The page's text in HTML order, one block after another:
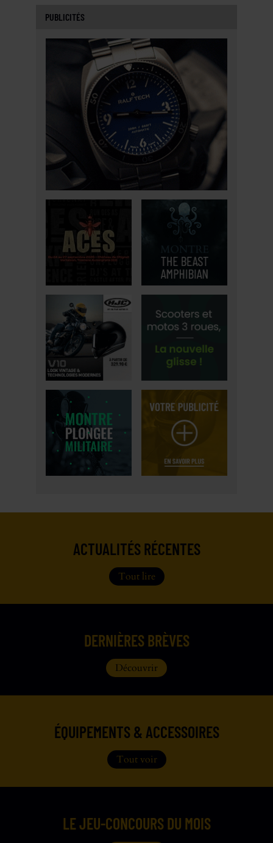
PUBLICITÉS
ACTUALITÉS RÉCENTES
Tout lire
DERNIÈRES BRÈVES
Découvrir
ÉQUIPEMENTS & ACCESSOIRES
Tout voir
LE JEU-CONCOURS DU MOIS